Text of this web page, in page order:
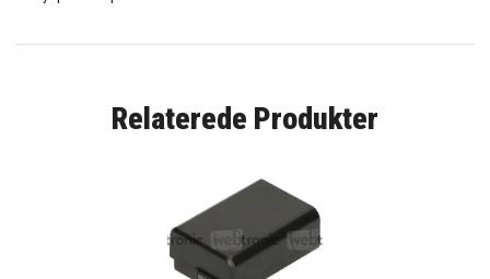
Relaterede Produkter